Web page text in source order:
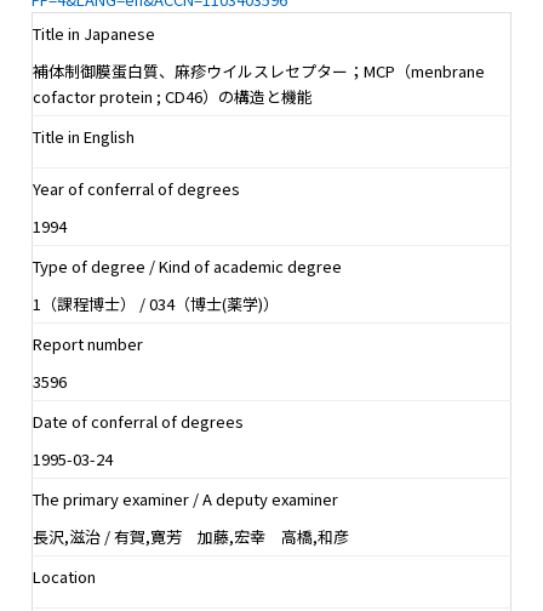
Title in Japanese
補体制御膜蛋白質、麻疹ウイルスレセプター；MCP（menbrane
cofactor protein ; CD46）の構造と機能
Title in English
Year of conferral of degrees
1994
Type of degree / Kind of academic degree
1（課程博士） / 034（博士(薬学)）
Report number
3596
Date of conferral of degrees
1995-03-24
The primary examiner / A deputy examiner
長沢,滋治 / 有賀,寛芳 加藤,宏幸 高橋,和彦
Location